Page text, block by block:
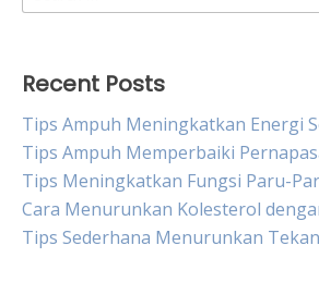
for:
Recent Posts
Tips Ampuh Meningkatkan Energi
Tips Ampuh Memperbaiki
Tips Meningkatkan Fungsi Paru-
Cara Menurunkan Kolesterol
Tips Sederhana Menurunkan